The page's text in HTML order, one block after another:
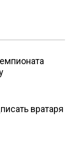
вратаря